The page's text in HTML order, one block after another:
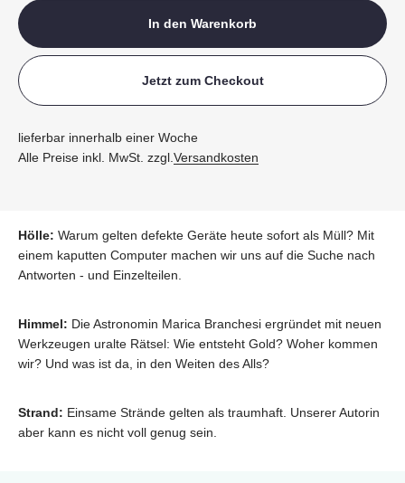
In den Warenkorb
Jetzt zum Checkout
lieferbar innerhalb einer Woche
Alle Preise inkl. MwSt. zzgl.Versandkosten
Hölle: Warum gelten defekte Geräte heute sofort als Müll? Mit
einem kaputten Computer machen wir uns auf die Suche nach
Antworten - und Einzelteilen.
Himmel: Die Astronomin Marica Branchesi ergründet mit neuen
Werkzeugen uralte Rätsel: Wie entsteht Gold? Woher kommen
wir? Und was ist da, in den Weiten des Alls?
Strand: Einsame Strände gelten als traumhaft. Unserer Autorin
aber kann es nicht voll genug sein.